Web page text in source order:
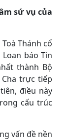
sứ vụ của
Thánh cổ
báo Tin
thành Bộ
trực tiếp
điều này
cấu trúc
vấn đề nền